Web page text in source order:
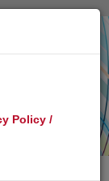
Toggle
Policy /